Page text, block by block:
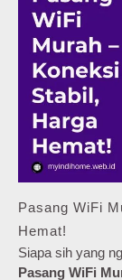
Pasang WiFi
Hemat!
Siapa sih yang
Pasang WiFi